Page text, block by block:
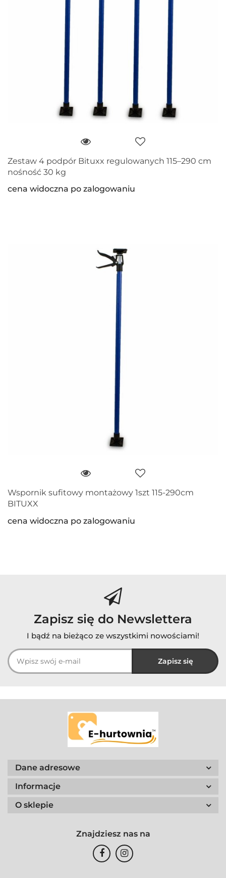
Zestaw 4 podpór Bituxx regulowanych 115–290 cm
nośność 30 kg
cena widoczna po zalogowaniu
Wspornik sufitowy montażowy 1szt 115-290cm
BITUXX
cena widoczna po zalogowaniu
Zapisz się do Newslettera
I bądź na bieżąco ze wszystkimi nowościami!
Dane adresowe
Informacje
O sklepie
Znajdziesz nas na